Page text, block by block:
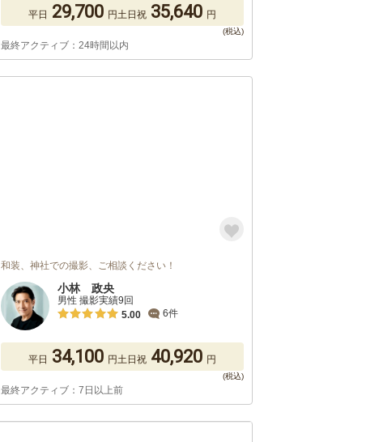
平日 29,700 円土日祝 35,640 円
最終アクティブ：24時間以内
和装、神社での撮影、ご相談ください！
小林 政央
男性 撮影実績9回
5.00
6件
平日 34,100 円土日祝 40,920 円
最終アクティブ：7日以上前